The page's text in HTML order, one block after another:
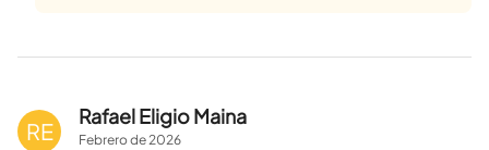
RE
Rafael Eligio Maina
Febrerode2026